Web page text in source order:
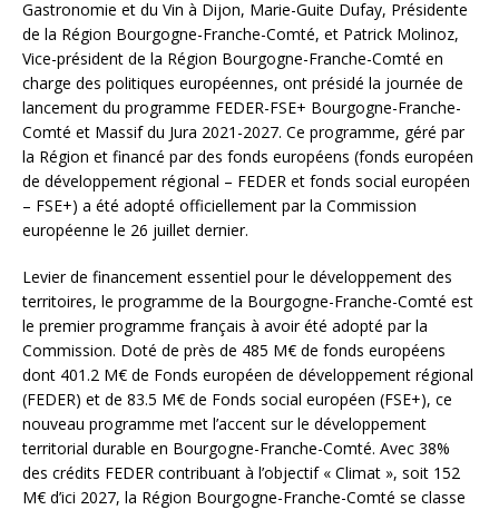
Gastronomie et du Vin à Dijon, Marie-Guite Dufay, Présidente
de la Région Bourgogne-Franche-Comté, et Patrick Molinoz,
Vice-président de la Région Bourgogne-Franche-Comté en
charge des politiques européennes, ont présidé la journée de
lancement du programme FEDER-FSE+ Bourgogne-Franche-
Comté et Massif du Jura 2021-2027. Ce programme, géré par
la Région et financé par des fonds européens (fonds européen
de développement régional – FEDER et fonds social européen
– FSE+) a été adopté officiellement par la Commission
européenne le 26 juillet dernier.
Levier de financement essentiel pour le développement des
territoires, le programme de la Bourgogne-Franche-Comté est
le premier programme français à avoir été adopté par la
Commission. Doté de près de 485 M€ de fonds européens
dont 401.2 M€ de Fonds européen de développement régional
(FEDER) et de 83.5 M€ de Fonds social européen (FSE+), ce
nouveau programme met l’accent sur le développement
territorial durable en Bourgogne-Franche-Comté. Avec 38%
des crédits FEDER contribuant à l’objectif « Climat », soit 152
M€ d’ici 2027, la Région Bourgogne-Franche-Comté se classe